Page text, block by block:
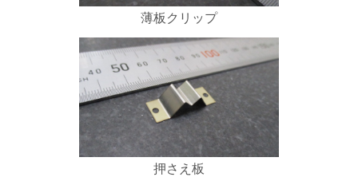
薄板クリップ
押さえ板